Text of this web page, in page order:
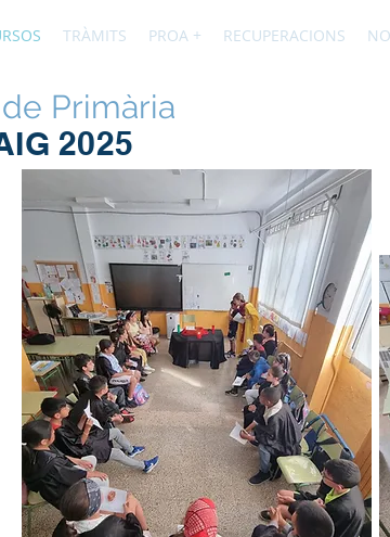
TRÀMITS PROA + RECUPERACIONS
Primària
2025